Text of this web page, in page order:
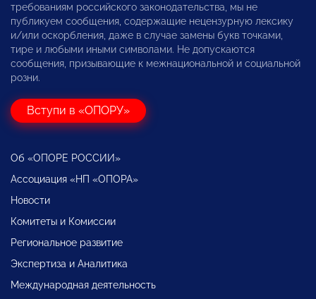
требованиям российского законодательства, мы не
публикуем сообщения, содержащие нецензурную лексику
и/или оскорбления, даже в случае замены букв точками,
тире и любыми иными символами. Не допускаются
сообщения, призывающие к межнациональной и социальной
розни.
Вступи в «ОПОРУ»
Об «ОПОРЕ РОССИИ»
Ассоциация «НП «ОПОРА»
Новости
Комитеты и Комиссии
Региональное развитие
Экспертиза и Аналитика
Международная деятельность